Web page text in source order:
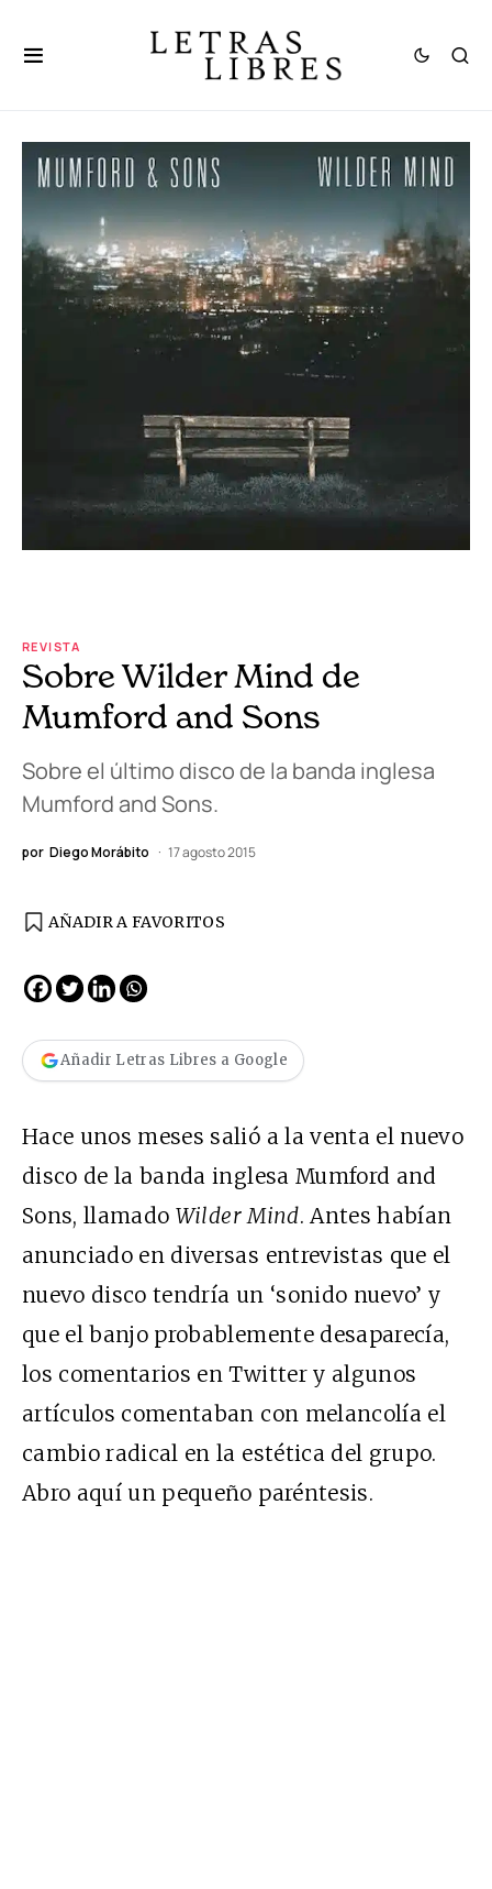
REVISTA
Sobre Wilder Mind de
Mumford and Sons
Sobre el último disco de la banda inglesa
Mumford and Sons.
por Diego Morábito 17 agosto 2015
AÑADIR A FAVORITOS
Añadir Letras Libres a Google
Hace unos meses salió a la venta el nuevo
disco de la banda inglesa Mumford and
Sons, llamado Wilder Mind. Antes habían
anunciado en diversas entrevistas que el
nuevo disco tendría un ‘sonido nuevo’ y
que el banjo probablemente desaparecía,
los comentarios en Twitter y algunos
artículos comentaban con melancolía el
cambio radical en la estética del grupo.
Abro aquí un pequeño paréntesis.